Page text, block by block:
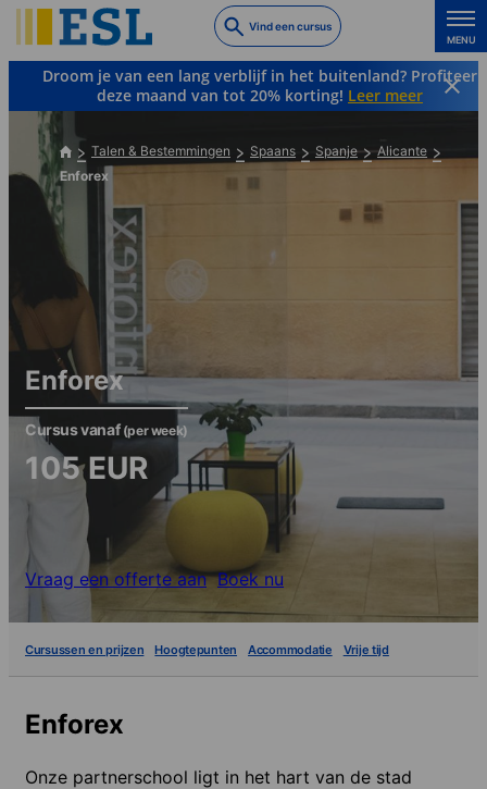
to
main
content
Vind een cursus
MENU
Droom je van een lang verblijf in het buitenland? Profiteer
deze maand van tot 20% korting! Leer meer
Talen & Bestemmingen Spaans Spanje
Alicante
Enforex
Enforex
Cursus vanaf (per week)
105EUR
Vraag een offerte aan Boek nu
Cursussen en prijzen Hoogtepunten Accommodatie Vrije tijd
Enforex
Onze partnerschool ligt in het hart van de stad